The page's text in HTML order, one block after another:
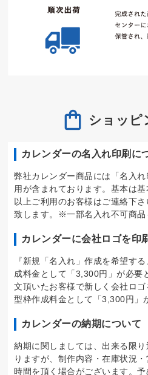
ショッピ
カレンダーの名入れ印刷に
弊社カレンダー商品には「名入
用が含まれております。基本は
以上ご利用のお客様はご連絡下
致します。※一部名入れ不可商品
カレンダーに会社ロゴを印
『新規「名入れ」作成を希望す
成料金として「3,300円」が必要
文頂いたお客様で新しく会社ロ
型枠作成料金として「3,300円」
カレンダーの納期について
納期に関しましては、出来る限
りますが、制作内容・在庫状況
時間を頂く場合がございます。予